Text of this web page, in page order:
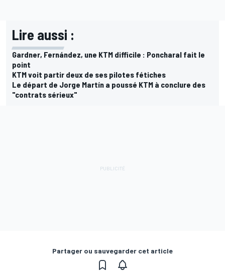
Lire aussi :
Gardner, Fernández, une KTM difficile : Poncharal fait le
point
KTM voit partir deux de ses pilotes fétiches
Le départ de Jorge Martín a poussé KTM à conclure des
"contrats sérieux"
Partager ou sauvegarder cet article